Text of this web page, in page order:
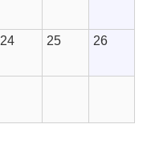
24 25 26